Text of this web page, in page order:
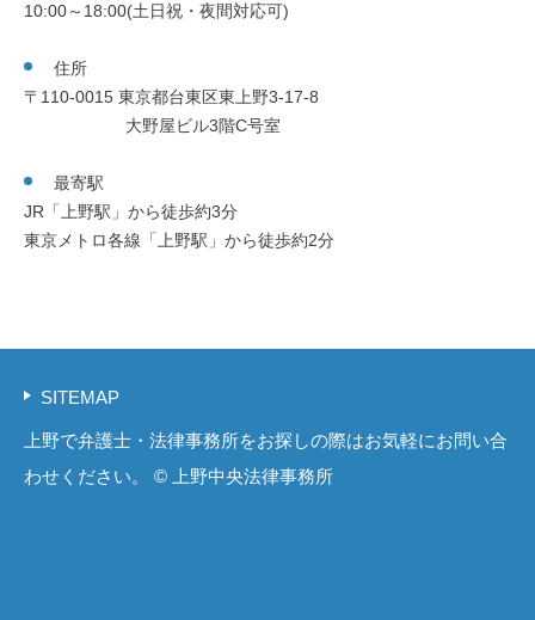
10:00～18:00(土日祝・夜間対応可)
住所
〒110-0015 東京都台東区東上野3-17-8
大野屋ビル3階C号室
最寄駅
JR「上野駅」から徒歩約3分
東京メトロ各線「上野駅」から徒歩約2分
SITEMAP
上野で弁護士・法律事務所をお探しの際はお気軽にお問い合
わせください。 © 上野中央法律事務所